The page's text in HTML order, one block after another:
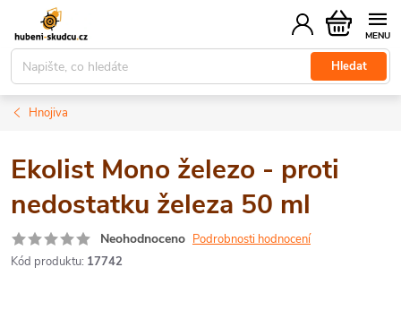
obsah
Hledat
Nákupní
košík
Hnojiva
Ekolist Mono železo - proti
nedostatku železa 50 ml
Neohodnoceno Podrobnosti hodnocení
Kód produktu: 17742